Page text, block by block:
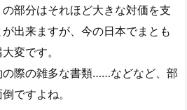
部分はそれほど大きな対価を支
出来ますが、今の日本でまとも
変です。
の際の雑多な書類……などなど、部
ですよね。